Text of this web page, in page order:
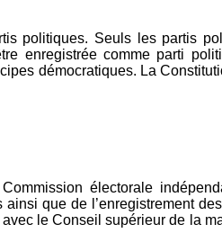
politiques. Seuls les partis
enregistrée comme parti
démocratiques. La
électorale
que de l’enregistrement
le Conseil supérieur de la